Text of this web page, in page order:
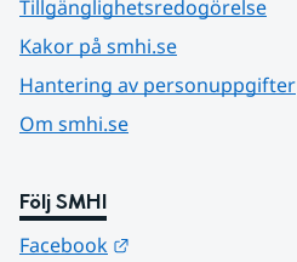
Tillgänglighetsredogörelse
Kakor på smhi.se
Hantering av personuppgifter
Om smhi.se
Följ SMHI
Facebook